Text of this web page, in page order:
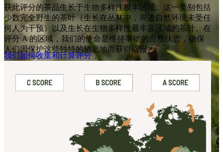
获此评分的茶品生长于生物多样性极丰区域。这一类别包括
少数完全野生的茶叶（生长在丛林中，周边自然环境未受任
何人为干预）以及生长在生物多样性最丰富区域的茶叶。在
评分 A 的区域，我们的使命是维持事物的自然状态，确保
人们因保护这些独特的栖息地而获得回报。
我们如何收集和计算评分